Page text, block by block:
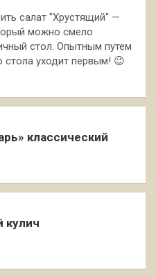
салат "Хрустящий" —
можно смело
стол. Опытным путем
стола уходит первым! 😉
классический
кулич